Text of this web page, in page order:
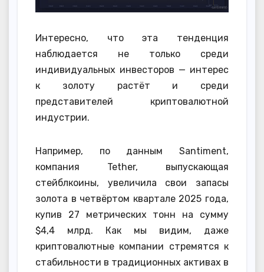
Интересно, что эта тенденция
наблюдается не только среди
индивидуальных инвесторов — интерес
к золоту растёт и среди
представителей криптовалютной
индустрии.
Например, по данным Santiment,
компания Tether, выпускающая
стейблкоины, увеличила свои запасы
золота в четвёртом квартале 2025 года,
купив 27 метрических тонн на сумму
$4,4 млрд. Как мы видим, даже
криптовалютные компании стремятся к
стабильности в традиционных активах в